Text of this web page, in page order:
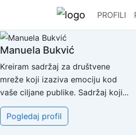
PROFILI
Manuela Bukvić
Kreiram sadržaj za društvene
mreže koji izaziva emociju kod
vaše ciljane publike. Sadržaj koji...
Pogledaj profil